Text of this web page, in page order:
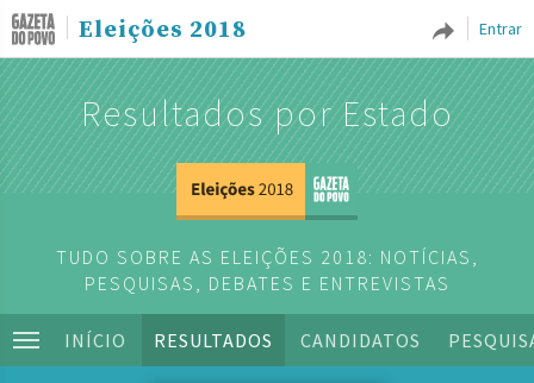
Entrar
Eleições 2018
Resultados por Estado
TUDO SOBRE AS ELEIÇÕES 2018: NOTÍCIAS,
PESQUISAS, DEBATES E ENTREVISTAS
INÍCIO RESULTADOS CANDIDATOS